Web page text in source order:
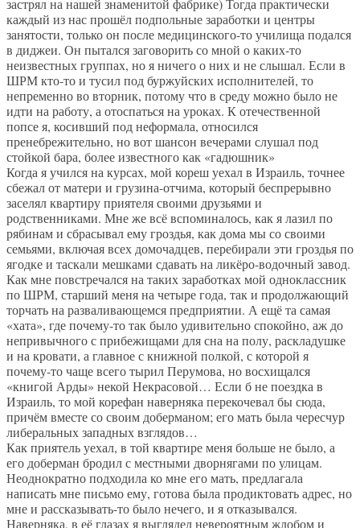
застрял на нашей знаменитой фабрике) Тогда практически
каждый из нас прошёл подпольные заработки и центры
занятости, только он после медицинского-то училища подался
в диджеи. Он пытался заговорить со мной о каких-то
неизвестных группах, но я ничего о них и не слышал. Если в
ШРМ кто-то и тусил под буржуйских исполнителей, то
непременно во вторник, потому что в среду можно было не
идти на работу, а отоспаться на уроках. К отечественной
попсе я, косивший под неформала, относился
пренебрежительно, но вот шансон вечерами слушал под
стойкой бара, более известного как «гадюшник»
Когда я учился на курсах, мой кореш уехал в Израиль, точнее
сбежал от матери и грузина-отчима, который беспрерывно
заселял квартиру приятеля своими друзьями и
родственниками. Мне же всё вспоминалось, как я лазил по
рябинам и сбрасывал ему гроздья, как дома мы со своими
семьями, включая всех домочадцев, перебирали эти гроздья по
ягодке и таскали мешками сдавать на ликёро-водочный завод.
Как мне повстречался на таких заработках мой одноклассник
по ШРМ, старший меня на четыре года, так и продолжающий
торчать на разваливающемся предприятии. А ещё та самая
«хата», где почему-то так было удивительно спокойно, аж до
непривычного с прибежищами для сна на полу, раскладушке
и на кровати, а главное с книжной полкой, с которой я
почему-то чаще всего тырил Перумова, но восхищался
«книгой Арды» некой Некрасовой… Если б не поездка в
Израиль, то мой корефан наверняка перекочевал бы сюда,
причём вместе со своим доберманом; его мать была чересчур
либеральных западных взглядов…
Как приятель уехал, в той квартире меня больше не было, а
его доберман бродил с местными дворнягами по улицам.
Неоднократно подходила ко мне его мать, предлагала
написать мне письмо ему, готова была продиктовать адрес, но
мне и рассказывать-то было нечего, и я отказывался.
Наверняка, в её глазах я выглядел невероятным жлобом и